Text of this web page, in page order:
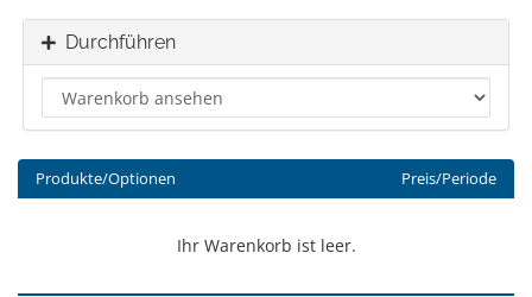
Durchführen
Produkte/Optionen Preis/Periode
Ihr Warenkorb ist leer.